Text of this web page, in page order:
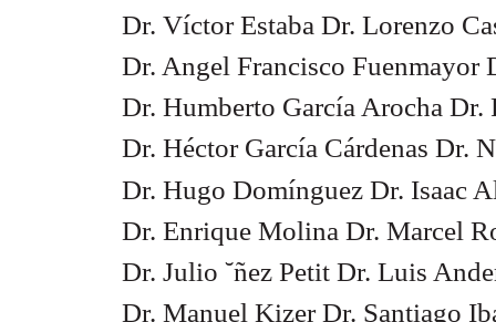
Dr. Víctor Estaba Dr. Lorenzo
Dr. Angel Francisco Fuenmayor
Dr. Humberto García Arocha Dr.
Dr. Héctor García Cárdenas Dr.
Dr. Hugo Domínguez Dr. Isaac
Dr. Enrique Molina Dr. Marcel
Dr. Julio ˘ñez Petit Dr. Luis
Dr. Manuel Kizer Dr. Santiago